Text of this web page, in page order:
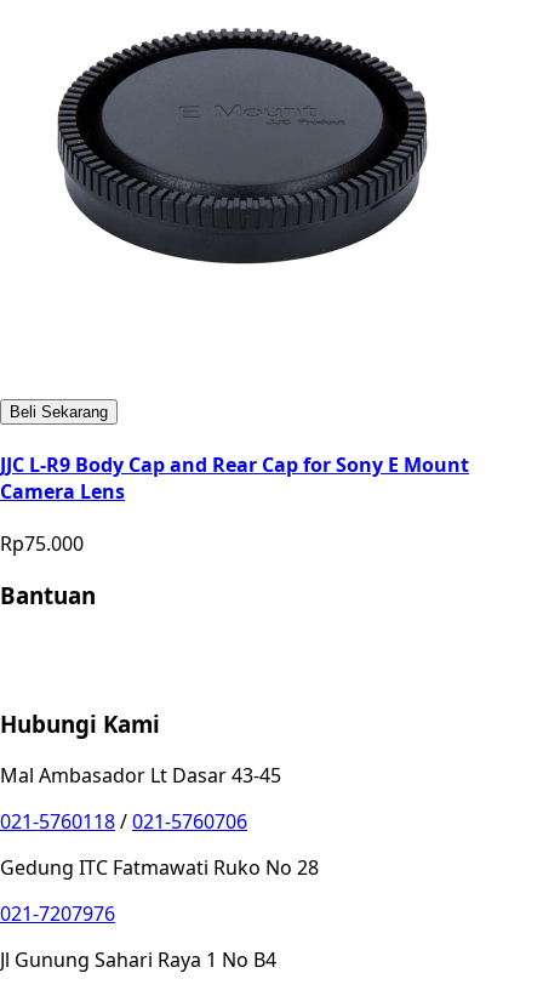
Beli Sekarang
JJC L-R9 Body Cap and Rear Cap for Sony E Mount
Camera Lens
Rp75.000
Bantuan
Hubungi Kami
Mal Ambasador Lt Dasar 43-45
021-5760118/021-5760706
Gedung ITC Fatmawati Ruko No 28
021-7207976
Jl Gunung Sahari Raya 1 No B4